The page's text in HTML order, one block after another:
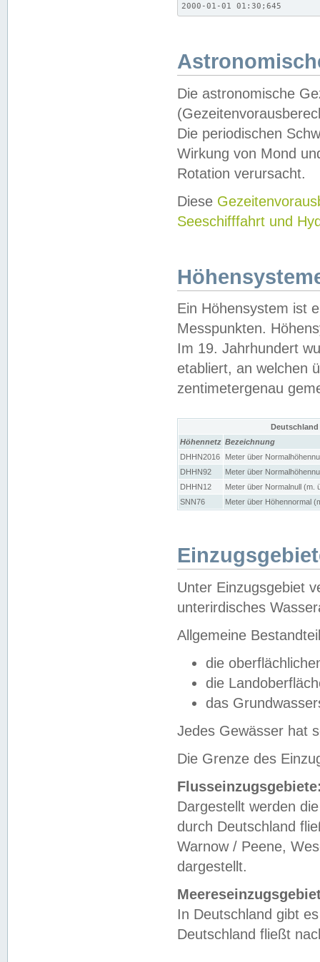
2000-01-01 01:30;645
Die astronomische
Die periodischen
Wirkung von Mond
Rotation verursacht.
Diese
Seeschifffahrt und
Ein Höhensystem ist
Messpunkten.
Im 19. Jahrhundert
etabliert, an welchen
zentimetergenau
Höhennetz Bezeichnung
DHHN2016
Meter über
DHHN92
Meter über
DHHN12
Meter über Normalnull (m.
SNN76
Meter über Höhennormal
Unter Einzugsgebiet
unterirdisches
Allgemeine
die
die
das
Jedes Gewässer hat
Die Grenze des
Dargestellt werden
durch Deutschland
Warnow / Peene,
dargestellt.
In Deutschland gibt
Deutschland fließt